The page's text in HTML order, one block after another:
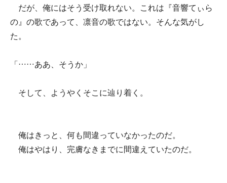
だが、俺にはそう受け取れない。これは『音響てぃら
の』の歌であって、凛音の歌ではない。そんな気がし
た。
「……ああ、そうか」
そして、ようやくそこに辿り着く。
俺はきっと、何も間違っていなかったのだ。
俺はやはり、完膚なきまでに間違えていたのだ。